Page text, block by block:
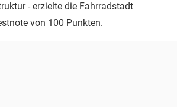
- erzielte die Fahrradstadt
von 100 Punkten.